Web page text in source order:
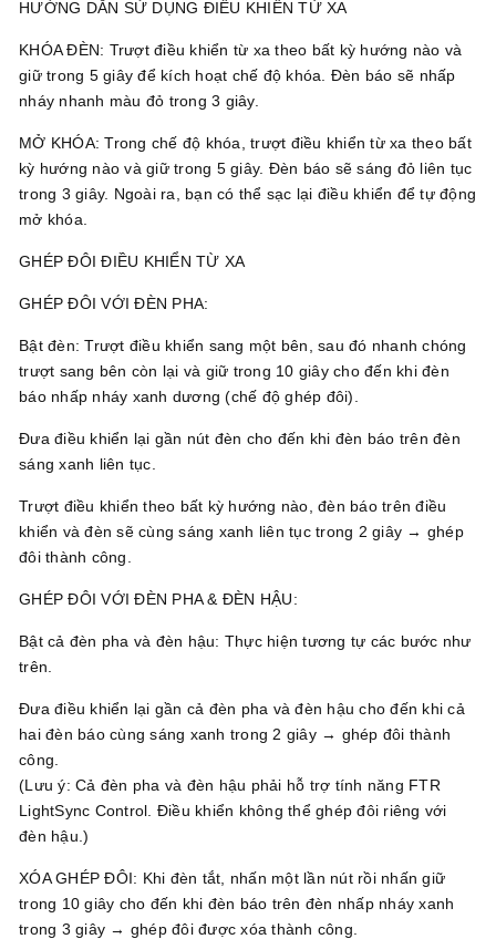
HƯỚNG DẪN SỬ DỤNG ĐIỀU KHIỂN TỪ XA
KHÓA ĐÈN: Trượt điều khiển từ xa theo bất kỳ hướng nào và
giữ trong 5 giây để kích hoạt chế độ khóa. Đèn báo sẽ nhấp
nháy nhanh màu đỏ trong 3 giây.
MỞ KHÓA: Trong chế độ khóa, trượt điều khiển từ xa theo bất
kỳ hướng nào và giữ trong 5 giây. Đèn báo sẽ sáng đỏ liên tục
trong 3 giây. Ngoài ra, bạn có thể sạc lại điều khiển để tự động
mở khóa.
GHÉP ĐÔI ĐIỀU KHIỂN TỪ XA
GHÉP ĐÔI VỚI ĐÈN PHA:
Bật đèn: Trượt điều khiển sang một bên, sau đó nhanh chóng
trượt sang bên còn lại và giữ trong 10 giây cho đến khi đèn
báo nhấp nháy xanh dương (chế độ ghép đôi).
Đưa điều khiển lại gần nút đèn cho đến khi đèn báo trên đèn
sáng xanh liên tục.
Trượt điều khiển theo bất kỳ hướng nào, đèn báo trên điều
khiển và đèn sẽ cùng sáng xanh liên tục trong 2 giây → ghép
đôi thành công.
GHÉP ĐÔI VỚI ĐÈN PHA & ĐÈN HẬU:
Bật cả đèn pha và đèn hậu: Thực hiện tương tự các bước như
trên.
Đưa điều khiển lại gần cả đèn pha và đèn hậu cho đến khi cả
hai đèn báo cùng sáng xanh trong 2 giây → ghép đôi thành
công.
(Lưu ý: Cả đèn pha và đèn hậu phải hỗ trợ tính năng FTR
LightSync Control. Điều khiển không thể ghép đôi riêng với
đèn hậu.)
XÓA GHÉP ĐÔI: Khi đèn tắt, nhấn một lần nút rồi nhấn giữ
trong 10 giây cho đến khi đèn báo trên đèn nhấp nháy xanh
trong 3 giây → ghép đôi được xóa thành công.